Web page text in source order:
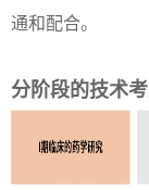
通和配合。
分阶段的技术